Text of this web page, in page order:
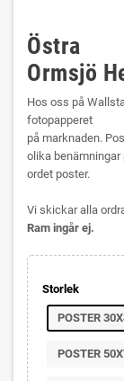
Östra
Ormsjö
Hos oss på
fotopapperet
på marknaden.
olika benämningar
ordet poster.
Vi skickar alla
Ram ingår ej.
Storlek
POSTER
POSTER